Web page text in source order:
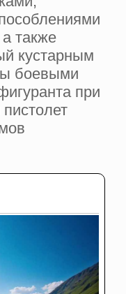
также
кустарным
боевыми
при